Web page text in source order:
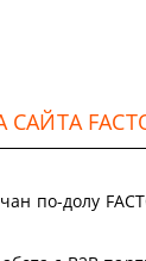
по-долу